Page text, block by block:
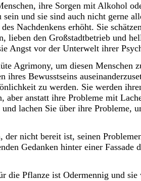
ihre Sorgen mit Alkohol
sein und sie sind auch nicht gerne
Nachdenkens erhöht. Sie
lieben den Großstadtbetrieb und
Angst vor der Unterwelt ihrer
Agrimony, um diesen Menschen
ihres Bewusstseins
zu werden. Sie werden
aber anstatt ihre Probleme mit
und lachen Sie über ihre Probleme,
nicht bereit ist, seinen
Gedanken hinter einer Fassade
die Pflanze ist Odermennig und sie